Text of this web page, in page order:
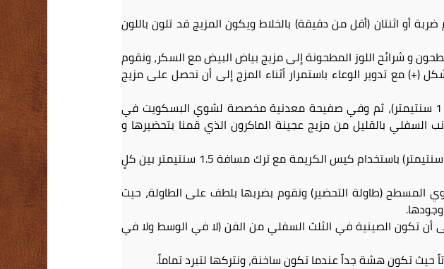
أو اثنتان (أقل من دقيقة) بالخلاط ويكون المزيج قد تلون باللون
و شرائح اللوز المطحونة إلى مزيج بياض البيض مع السكر، ونقوم
(+) مع تدوير الوعاء باستمرار أثناء المزج إلى أن نحصل على مزيج
نضع المزيج الآن في كيس الكريمة البلاستيكي مع رأس دائري (قطر فوهته 1 سنتيمتر)، ثم وفي صفيحة معدنية مخصصة لشوي البسكويت في
السفلي بالقليل من مزيج عجينة الماكرون الذي قمنا بتحضيرها و
ولتشكيل بسكويت الماكرون نقوم بتشكيل دوائر صغيرة من العجينة (بقطر 3 سنتيمتر) باستخدام كيس الكريمة مع ترك مسافة 1.5 سنتيمتر بين كلٍ
المسطح (طاولة التحضير) ونقوم بضربها بلطف على الطاولة، حيث
فرن ساخن بدرجة حرارة 175 مئوية لمدة 13 دقيقة على أن تكون الصينية في الثلث السفلي من الفن (لا في الوسط ولا في
تكون هشة جداً عندما تكون ساخنة، ونتركها لتبرد تماماً.